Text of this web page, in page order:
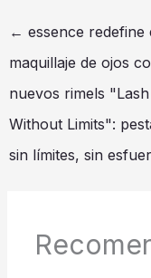
← essence redefine
maquillaje de ojos
nuevos rimels "Lash
Without Limits":
sin límites, sin